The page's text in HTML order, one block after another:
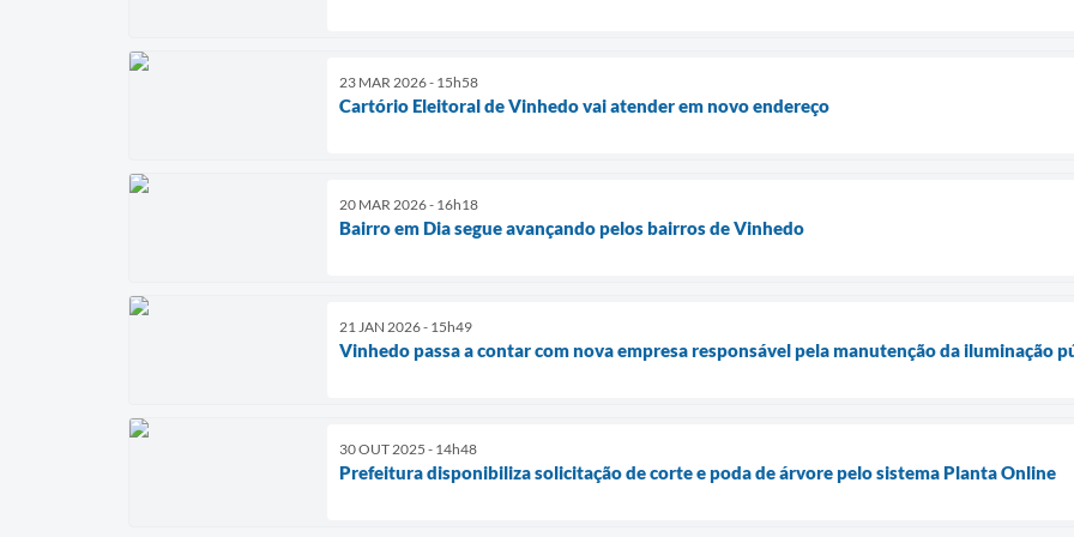
23 MAR 2026 - 15h58
Cartório Eleitoral de Vinhedo vai atender em novo endereço
20 MAR 2026 - 16h18
Bairro em Dia segue avançando pelos bairros de Vinhedo
21 JAN 2026 - 15h49
Vinhedo passa a contar com nova empresa responsável pela manutenção da iluminação
30 OUT 2025 - 14h48
Prefeitura disponibiliza solicitação de corte e poda de árvore pelo sistema Planta Online